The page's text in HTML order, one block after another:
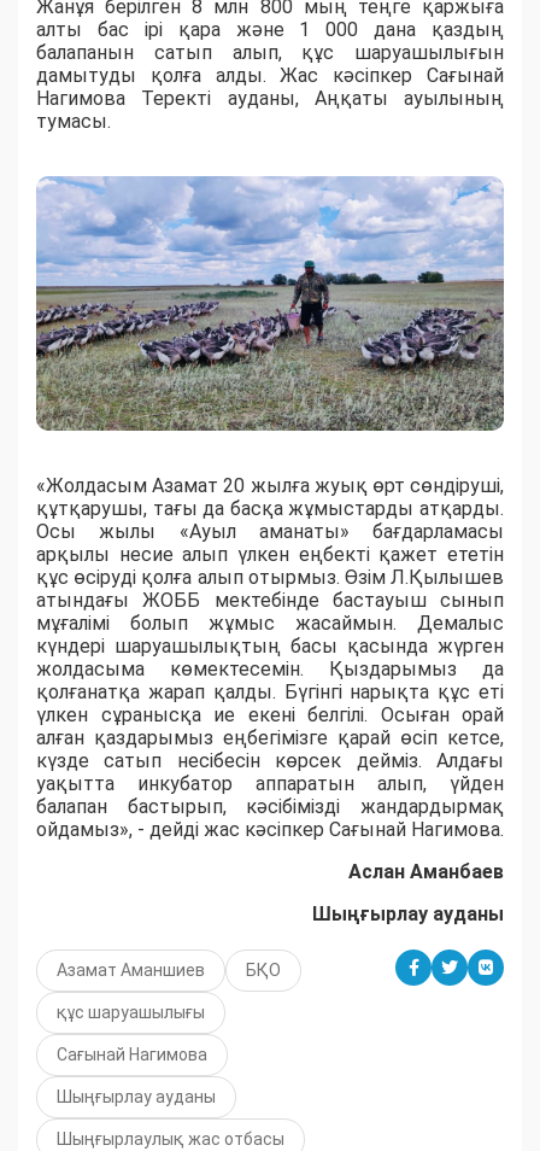
Жанұя берілген 8 млн 800 мың теңге қаржыға
алты бас ірі қара және 1 000 дана қаздың
балапанын сатып алып, құс шаруашылығын
дамытуды қолға алды. Жас кәсіпкер Сағынай
Нагимова Теректі ауданы, Аңқаты ауылының
тумасы.
«Жолдасым Азамат 20 жылға жуық өрт сөндіруші,
құтқарушы, тағы да басқа жұмыстарды атқарды.
Осы жылы «Ауыл аманаты» бағдарламасы
арқылы несие алып үлкен еңбекті қажет ететін
құс өсіруді қолға алып отырмыз. Өзім Л.Қылышев
атындағы ЖОББ мектебінде бастауыш сынып
мұғалімі болып жұмыс жасаймын. Демалыс
күндері шаруашылықтың басы қасында жүрген
жолдасыма көмектесемін. Қыздарымыз да
қолғанатқа жарап қалды. Бүгінгі нарықта құс еті
үлкен сұранысқа ие екені белгілі. Осыған орай
алған қаздарымыз еңбегімізге қарай өсіп кетсе,
күзде сатып несібесін көрсек дейміз. Алдағы
уақытта инкубатор аппаратын алып, үйден
балапан бастырып, кәсібімізді жандардырмақ
ойдамыз», - дейді жас кәсіпкер Сағынай Нагимова.
Аслан Аманбаев
Шыңғырлау ауданы
Азамат Аманшиев БҚО
құс шаруашылығы
Сағынай Нагимова
Шыңғырлау ауданы
Шыңғырлаулық жас отбасы